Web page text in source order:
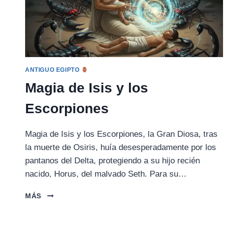
ANTIGUO EGIPTO
Magia de Isis y los
Escorpiones
Magia de Isis y los Escorpiones, la Gran Diosa, tras
la muerte de Osiris, huía desesperadamente por los
pantanos del Delta, protegiendo a su hijo recién
nacido, Horus, del malvado Seth. Para su…
MÁS
MAGIA